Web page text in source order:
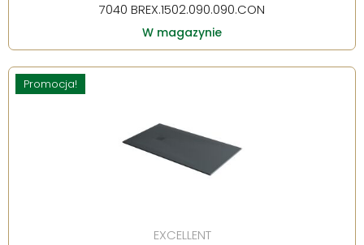
7040 BREX.1502.090.090.CON
W magazynie
Promocja!
EXCELLENT